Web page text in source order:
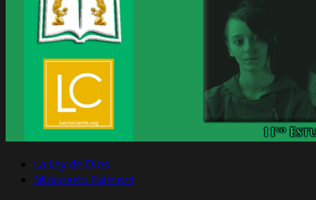
La Ley de Dios
Ministerio Palmoni